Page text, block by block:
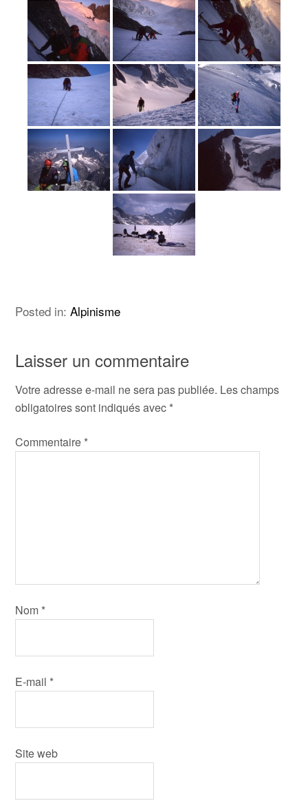
Posted in:Alpinisme
Laisser un commentaire
Votre adresse e-mail ne sera pas publiée. Les champs
obligatoires sont indiqués avec *
Commentaire *
Nom *
E-mail *
Site web